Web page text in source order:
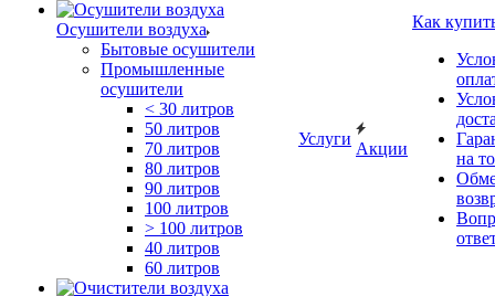
Осушители воздуха
Бытовые осушители
Промышленные
осушители
< 30 литров
50 литров
70 литров
80 литров
90 литров
100 литров
> 100 литров
40 литров
60 литров
Услуги
Акции
Как
на